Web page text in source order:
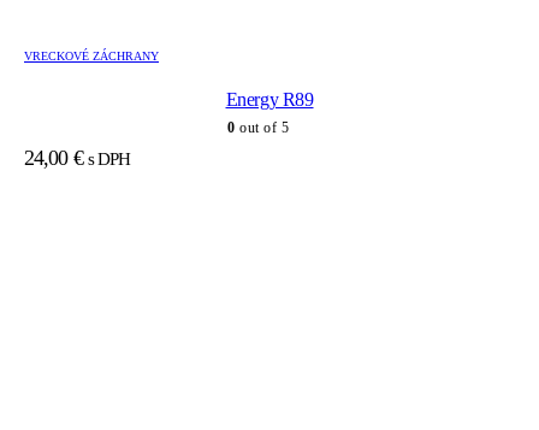
VRECKOVÉ ZÁCHRANY
Energy R89
0 out of 5
24,00 € s DPH